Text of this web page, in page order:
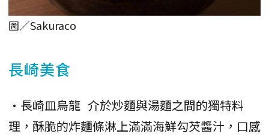
圖／Sakuraco
長崎美食
•長崎皿烏龍 介於炒麵與湯麵之間的獨特料
理，酥脆的炸麵條淋上滿滿海鮮勾芡醬汁，口感